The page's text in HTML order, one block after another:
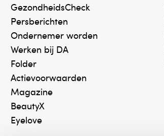
GezondheidsCheck
Persberichten
Ondernemer worden
Werken bij DA
Folder
Actievoorwaarden
Magazine
BeautyX
Eyelove